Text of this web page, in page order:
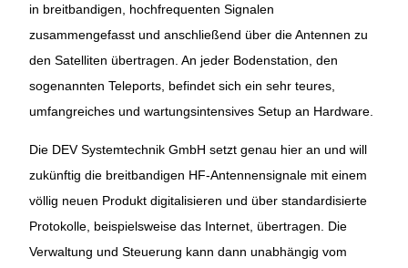
in breitbandigen, hochfrequenten Signalen
zusammengefasst und anschließend über die Antennen zu
den Satelliten übertragen. An jeder Bodenstation, den
sogenannten Teleports, befindet sich ein sehr teures,
umfangreiches und wartungsintensives Setup an Hardware.
Die DEV Systemtechnik GmbH setzt genau hier an und will
zukünftig die breitbandigen HF-Antennensignale mit einem
völlig neuen Produkt digitalisieren und über standardisierte
Protokolle, beispielsweise das Internet, übertragen. Die
Verwaltung und Steuerung kann dann unabhängig vom